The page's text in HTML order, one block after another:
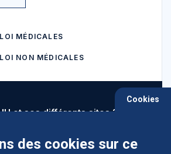
MÉDICALES
NON MÉDICALES
et ses différents sites ?
Cookies
des cookies sur ce